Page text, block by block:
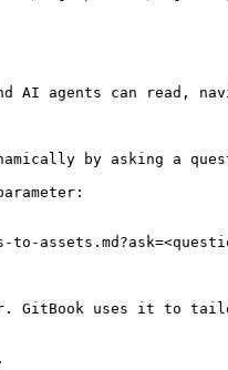
AI agents can read,
by asking a
GitBook uses it to